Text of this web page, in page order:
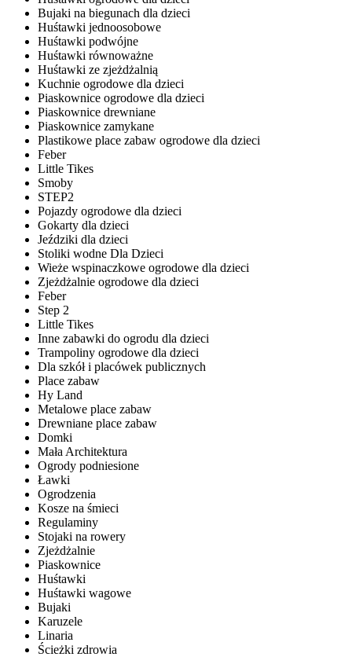
Bujaki na biegunach dla dzieci
Huśtawki jednoosobowe
Huśtawki podwójne
Huśtawki równoważne
Huśtawki ze zjeżdżalnią
Kuchnie ogrodowe dla dzieci
Piaskownice ogrodowe dla dzieci
Piaskownice drewniane
Piaskownice zamykane
Plastikowe place zabaw ogrodowe dla dzieci
Feber
Little Tikes
Smoby
STEP2
Pojazdy ogrodowe dla dzieci
Gokarty dla dzieci
Jeździki dla dzieci
Stoliki wodne Dla Dzieci
Wieże wspinaczkowe ogrodowe dla dzieci
Zjeżdżalnie ogrodowe dla dzieci
Feber
Step 2
Little Tikes
Inne zabawki do ogrodu dla dzieci
Trampoliny ogrodowe dla dzieci
Dla szkół i placówek publicznych
Place zabaw
Hy Land
Metalowe place zabaw
Drewniane place zabaw
Domki
Mała Architektura
Ogrody podniesione
Ławki
Ogrodzenia
Kosze na śmieci
Regulaminy
Stojaki na rowery
Zjeżdżalnie
Piaskownice
Huśtawki
Huśtawki wagowe
Bujaki
Karuzele
Linaria
Ścieżki zdrowia